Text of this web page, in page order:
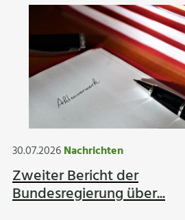
30.07.2026Nachrichten
Zweiter Bericht der
Bundesregierung über...